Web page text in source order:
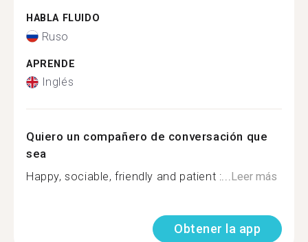
HABLA FLUIDO
Ruso
APRENDE
Inglés
Quiero un compañero de conversación que
sea
Happy, sociable, friendly and patient :...Leer más
Obtener la app